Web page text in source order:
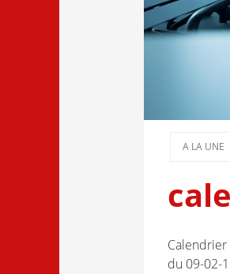
A LA UNE
Calendrier
du 09-02-